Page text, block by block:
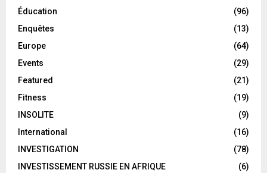
Éducation
(96)
Enquêtes
(13)
Europe
(64)
Events
(29)
Featured
(21)
Fitness
(19)
INSOLITE
(9)
International
(16)
INVESTIGATION
(78)
INVESTISSEMENT RUSSIE EN AFRIQUE
(6)